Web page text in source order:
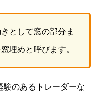
として窓の部分ま
埋めと呼びます。
験のあるトレーダーな